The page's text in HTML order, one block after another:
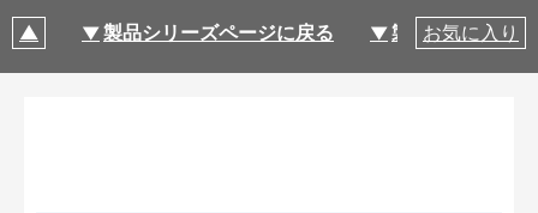
製品シリーズページに戻る 製品仕様
お気に入り